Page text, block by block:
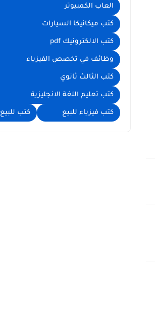
العاب الكمبيوتر
كتب ميكانيكا السيارات
كتب الالكترونيك pdf
وظائف في تخصص الفيزياء
كتب الثالث ثانوي
كتب تعليم اللغة الانجليزية
كتب فيزياء للبيع كتب للبيع